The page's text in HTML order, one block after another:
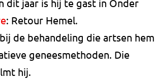
dit jaar is hij te gast in Onder
: Retour Hemel.
de behandeling die artsen hem
geneesmethoden. Die
hij.